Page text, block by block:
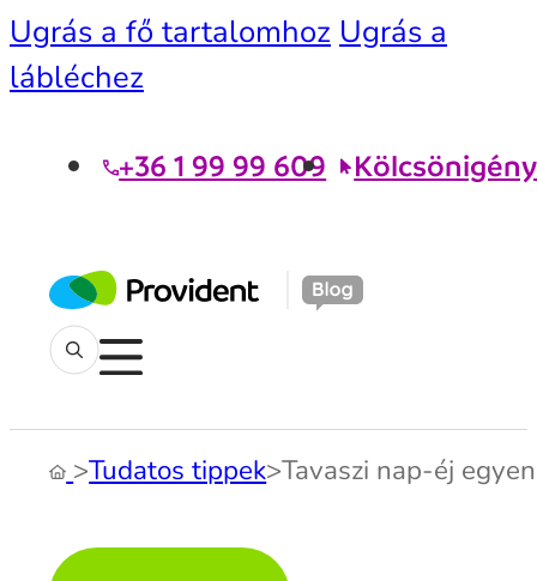
Ugrás a fő tartalomhoz Ugrás a
lábléchez
+36 1 99 99 609
>Tudatos tippek>Tavaszi nap-éj